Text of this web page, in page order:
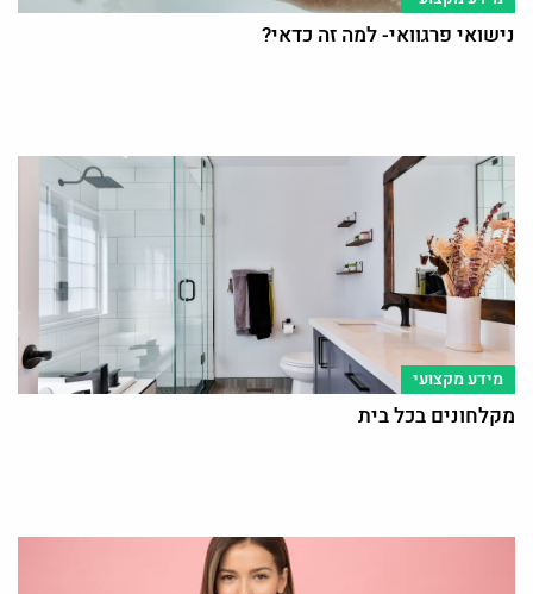
נישואי פרגוואי- למה זה כדאי?
מידע מקצועי
מקלחונים בכל בית